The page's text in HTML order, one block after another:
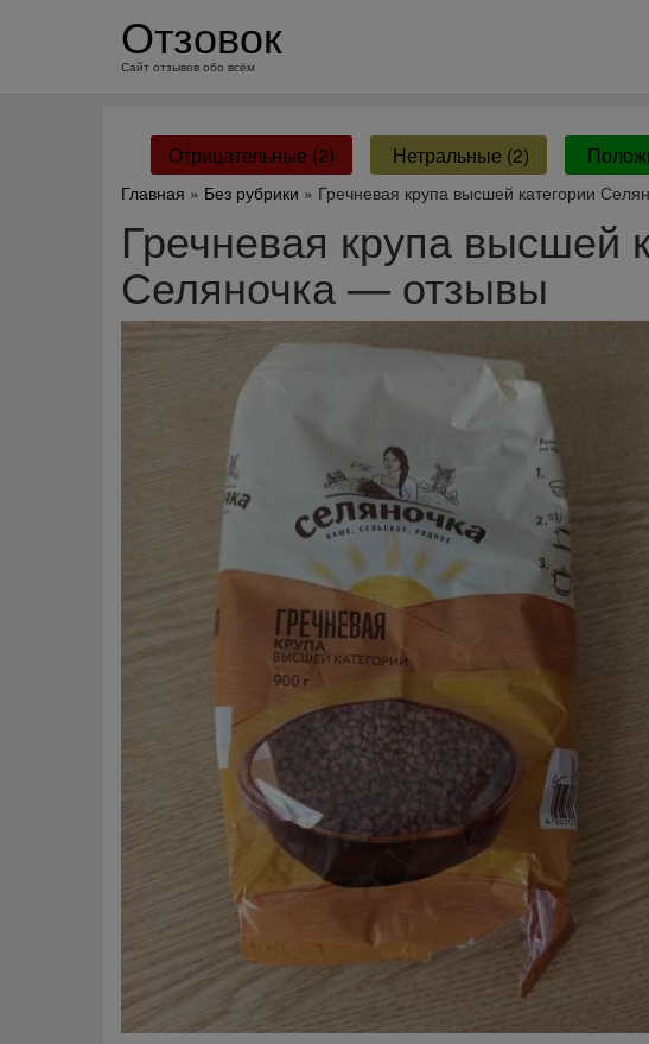
Отзовок
Сайт отзывов обо всём
Отрицательные (2) Нетральные (2)
Главная » Без рубрики » Гречневая крупа высшей категории
Гречневая крупа высшей
Селяночка — отзывы